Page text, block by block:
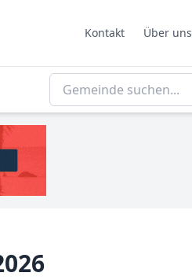
Kontakt Über uns